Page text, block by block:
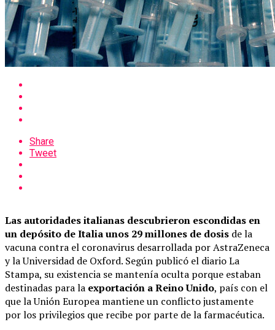
Share
Tweet
Las autoridades italianas descubrieron escondidas en
un depósito de Italia unos 29 millones de dosis de la
vacuna contra el coronavirus desarrollada por AstraZeneca
y la Universidad de Oxford. Según publicó el diario La
Stampa, su existencia se mantenía oculta porque estaban
destinadas para la exportación a Reino Unido, país con el
que la Unión Europea mantiene un conflicto justamente
por los privilegios que recibe por parte de la farmacéutica.